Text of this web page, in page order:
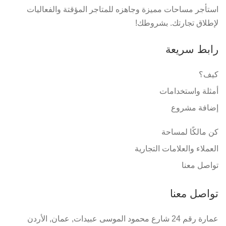
استأجر مساحات مميزة وجاهزه للمتاجر المؤقتة والفعاليات
لإطلاق تجارتك. بشروطك!
رابط سريعة
كيف؟
أمثلة واستخدامات
إضافة مشروع
كن مالكًا لمساحة
العملاء والعلامات التجارية
تواصل معنا
تواصل معنا
عمارة رقم 24 شارع محمود الموسى عبيدات, عمان, الأردن